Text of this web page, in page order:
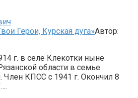
Герои, Курская дуга»Автор:
г. в селе Клекотки ныне
области в семье
Член КПСС с 1941 г. Окончил 8